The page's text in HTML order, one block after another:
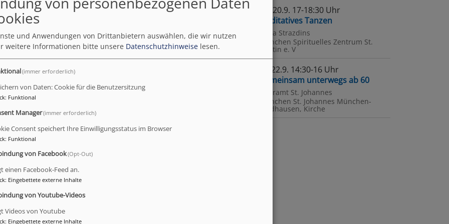
Weiterlesen über
04.03.2023
allein - ein
Reise in die Tiefen des Universums:
Sternbilder und bunt schimmernde
auf einer Großleinwand. Unter dem Thema „Wir
– Leben im Weltall“ findet am
ein multimediales Konzert in der St.-
am Preysingplatz statt. In einem Vortrag geht
Andreas Burkert, Professor an der Ludwig-
So, 20.9. 17-18:30 Uhr
Meditatives Tanzen
Petra Strazdins
München Spirituelles Zentrum St.
Martin e. V
Di, 22.9. 14:30-16 Uhr
Gemeinsam unterwegs ab 60
Pfarramt St. Johannes
München St. Johannes München-
Haidhausen, Kirche
und Anwendungen von Drittanbietern auswählen, die wir nutzen
weitere Informationen bitte unsere Datenschutzhinweise lesen.
(immer erforderlich)
von Daten: Cookie für die Benutzersitzung
: Funktional
Manager(immer erforderlich)
Consent speichert Ihre Einwilligungsstatus im Browser
: Funktional
von Facebook(Opt-Out)
einen Facebook-Feed an.
: Eingebettete externe Inhalte
von Youtube-Videos
Videos von Youtube
: Eingebettete externe Inhalte